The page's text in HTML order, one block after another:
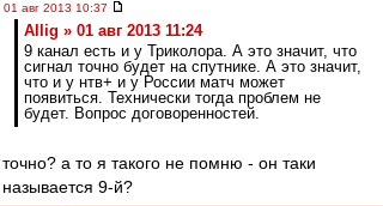
01 авг 2013 10:37
Allig » 01 авг 2013 11:24
9 канал есть и у Триколора. А это значит, что
сигнал точно будет на спутнике. А это значит,
что и у нтв+ и у России матч может
появиться. Технически тогда проблем не
будет. Вопрос договоренностей.
точно? а то я такого не помню - он таки
называется 9-й?